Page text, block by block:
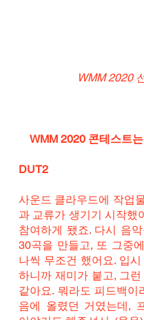
WMM 2020
WMM 2020 콘테스트
DUT2
사운드 클라우드에 작업
과 교류가 생기기 시작했
참여하게 됐죠. 다시 음
30곡을 만들고, 또 그중
나씩 무조건 했어요. 입
하니까 재미가 붙고, 그
같아요. 뭐라도 피드백
음에 올렸던 거였는데,